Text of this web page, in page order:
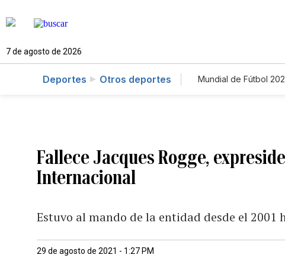
7 de agosto de 2026
Deportes Otros deportes Mundial de Fútbol
Fallece Jacques Rogge,
Internacional
Estuvo al mando de la entidad desde el 2001
29 de agosto de 2021 - 1:27 PM